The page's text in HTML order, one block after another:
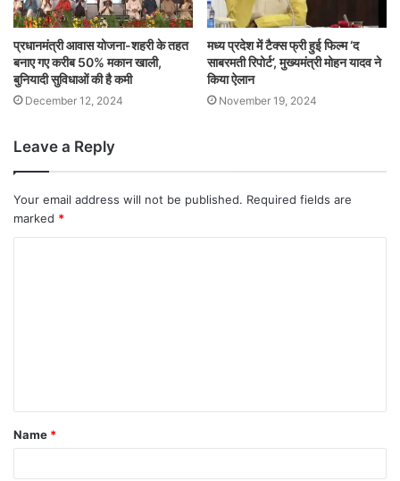
प्रधानमंत्री आवास योजना-शहरी के तहत
बनाए गए करीब 50% मकान खाली,
बुनियादी सुविधाओं की है कमी
December 12, 2024
मध्य प्रदेश में टैक्स फ्री हुई फिल्म ‘द
साबरमती रिपोर्ट’, मुख्यमंत्री मोहन यादव ने
किया ऐलान
November 19, 2024
Leave a Reply
Your email address will not be published. Required fields are
marked *
Name *